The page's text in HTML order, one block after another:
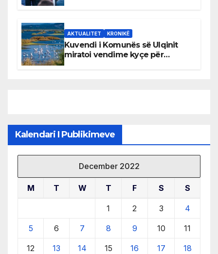
AKTUALITET KRONIKË
Kuvendi i Komunës së Ulqinit
miratoi vendime kyçe për
Kalendari I Publikimeve
December 2022
M T W T F S S
1 2 3 4
5 6 7 8 9 10 11
12 13 14 15 16 17 18